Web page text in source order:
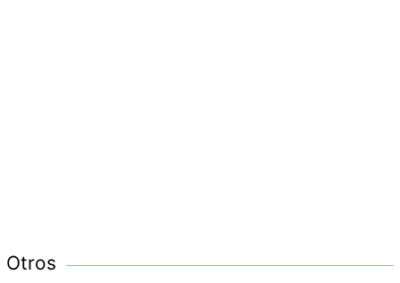
Otros